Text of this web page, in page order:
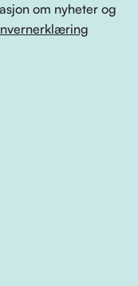
om nyheter og